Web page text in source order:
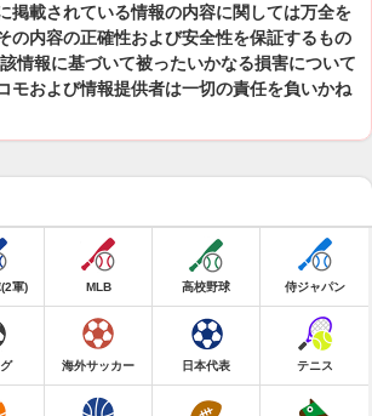
掲載されている情報の内容に関しては万全を
の内容の正確性および安全性を保証するもの
情報に基づいて被ったいかなる損害について
モおよび情報提供者は一切の責任を負いかね
軍) MLB 高校野球 侍ジャパン
海外サッカー 日本代表 テニス